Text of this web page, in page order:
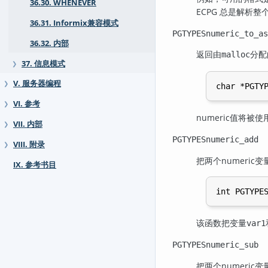
36.30. WHENEVER
36.31. Informix兼容模式
36.32. 内部
❯ 37. 信息模式
❯ V. 服务器编程
❯ VI. 参考
❯ VII. 内部
❯
VIII. 附录
IX. 参考书目
ECPG 总是解析整
返回由malloc分
numeric值将被使
PGTYPESnumeric_add
把两个numeric变
该函数把变量var1
PGTYPESnumeric_sub
把两个numeric变